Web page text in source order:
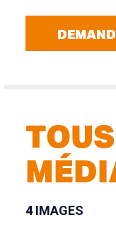
4IMAGES